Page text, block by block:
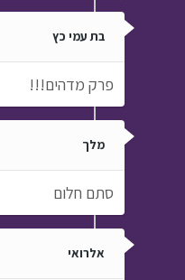
בת עמי כץ
פרק מדהים!!!
מלך
סתם חלום
אלרואי